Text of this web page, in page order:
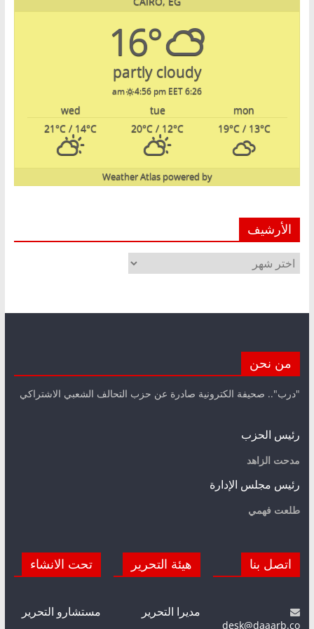
16°
partly cloudy
6:26 am
4:56 pm EET
mon
tue
wed
19°C/ 13°C
20°C / 12°C
21°C / 14°C
powered by
Weather Atlas
الأرشيف
الأرشيف
من نحن
"درب".. صحيفة الكترونية صادرة عن حزب التحالف الشعبي الاشتراكي
رئيس الحزب
مدحت الزاهد
رئيس مجلس الإدارة
طلعت فهمي
اتصل بنا
desk@daaarb.co
هيئة التحرير
مديرا التحرير
تحت الانشاء
مستشارو التحرير